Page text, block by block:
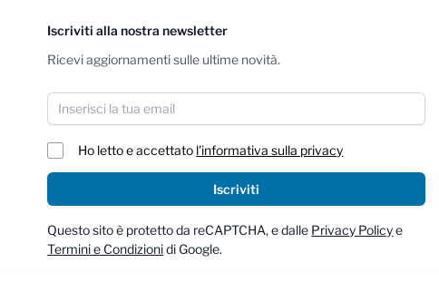
Iscriviti alla nostra newsletter
Ricevi aggiornamenti sulle ultime novità.
Indirizzo email
Ho letto e accettato l'informativa sulla privacy
Iscriviti
Questo sito è protetto da reCAPTCHA, e dalle Privacy Policye
Termini e Condizionidi Google.